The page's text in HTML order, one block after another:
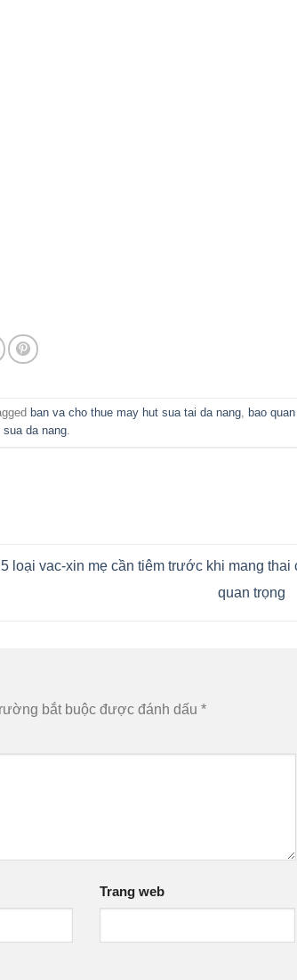
ban va cho thue may hut sua tai da nang, bao
da nang.
5 loại vac-xin mẹ cần tiêm trước khi mang thai
quan trọng
bắt buộc được đánh dấu *
Trang web